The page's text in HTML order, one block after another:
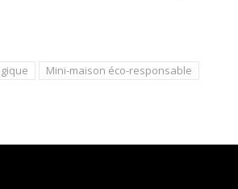
Mini-maison éco-responsable